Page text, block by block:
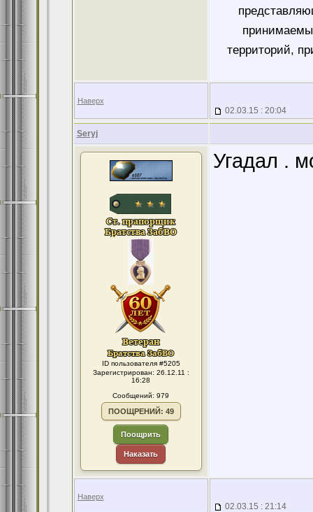
территорий,
Наверх
02.03.15 : 20:04
Seryj
ID пользователя #5205
Зарегистрирован: 26.12.11 :
16:28
Сообщений: 979
ПООЩРЕНИЙ: 49
Поощрить
Наказать
Угадал .
Наверх
02.03.15 : 21:14